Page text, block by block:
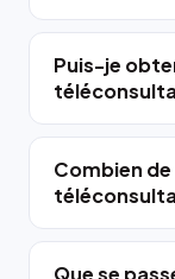
Puis-je
Combien
Que se